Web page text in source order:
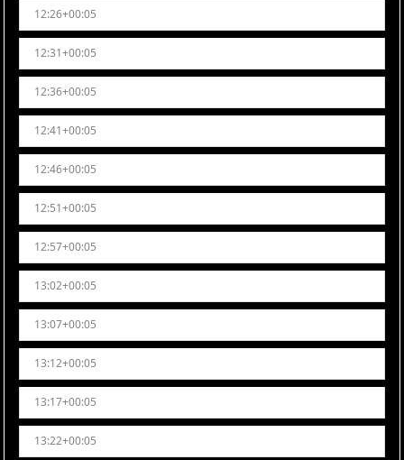
12:26+00:05
12:31+00:05
12:36+00:05
12:41+00:05
12:46+00:05
12:51+00:05
12:57+00:05
13:02+00:05
13:07+00:05
13:12+00:05
13:17+00:05
13:22+00:05